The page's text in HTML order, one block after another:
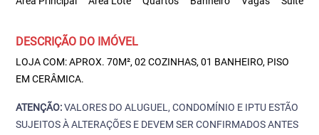
DESCRIÇÃO DO IMÓVEL
LOJA COM: APROX. 70M², 02 COZINHAS, 01 BANHEIRO, PISO
EM CERÂMICA.
ATENÇÃO:VALORES DO ALUGUEL, CONDOMÍNIO E IPTU ESTÃO
SUJEITOS À ALTERAÇÕES E DEVEM SER CONFIRMADOS ANTES